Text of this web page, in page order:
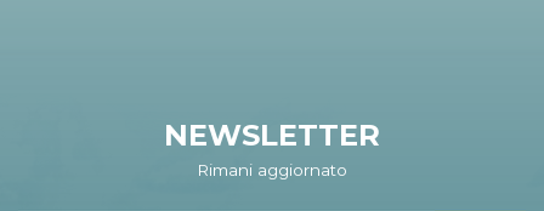
NEWSLETTER
Rimani aggiornato